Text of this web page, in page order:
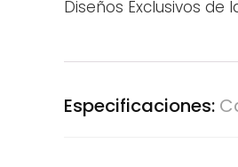
Diseños Exclusivos de
Especificaciones: